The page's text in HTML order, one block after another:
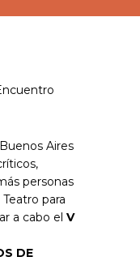
Aires
personas
para
a cabo el V
DE